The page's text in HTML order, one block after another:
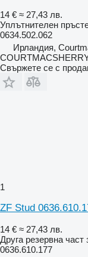
14 € ≈ 27,43 лв.
Уплътнителен
0634.502.062
Ирландия,
Свържете се с
1
ZF Stud
14 € ≈ 27,43 лв.
Друга резервна част
0636.610.177